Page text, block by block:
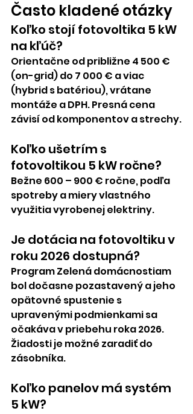
Často kladené otázky
Koľko stojí fotovoltika 5 kW
na kľúč?
Orientačne od približne 4 500 €
(on-grid) do 7 000 € a viac
(hybrid s batériou), vrátane
montáže a DPH. Presná cena
závisí od komponentov a strechy.
Koľko ušetrím s
fotovoltikou 5 kW ročne?
Bežne 600 – 900 € ročne, podľa
spotreby a miery vlastného
využitia vyrobenej elektriny.
Je dotácia na fotovoltiku v
roku 2026 dostupná?
Program Zelená domácnostiam
bol dočasne pozastavený a jeho
opätovné spustenie s
upravenými podmienkami sa
očakáva v priebehu roka 2026.
Žiadosti je možné zaradiť do
zásobníka.
Koľko panelov má systém
5 kW?